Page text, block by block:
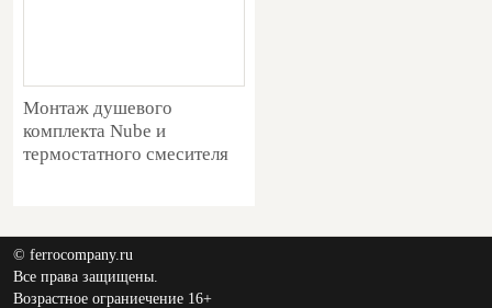
Монтаж душевого
комплекта Nube и
термостатного смесителя
© ferrocompany.ru
Все права защищены.
Возрастное ограниечение 16+